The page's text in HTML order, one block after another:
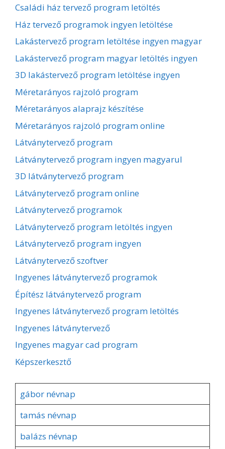
Családi ház tervező program letöltés
Ház tervező programok ingyen letöltése
Lakástervező program letöltése ingyen magyar
Lakástervező program magyar letöltés ingyen
3D lakástervező program letöltése ingyen
Méretarányos rajzoló program
Méretarányos alaprajz készítése
Méretarányos rajzoló program online
Látványtervező program
Látványtervező program ingyen magyarul
3D látványtervező program
Látványtervező program online
Látványtervező programok
Látványtervező program letöltés ingyen
Látványtervező program ingyen
Látványtervező szoftver
Ingyenes látványtervező programok
Építész látványtervező program
Ingyenes látványtervező program letöltés
Ingyenes látványtervező
Ingyenes magyar cad program
Képszerkesztő
gábor névnap
tamás névnap
balázs névnap